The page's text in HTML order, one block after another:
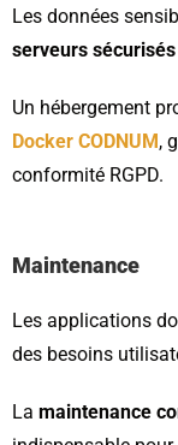
Les données
serveurs sécurisés
Un hébergement
Docker CODNUM,
conformité RGPD.
Maintenance
Les applications
des besoins
La maintenance